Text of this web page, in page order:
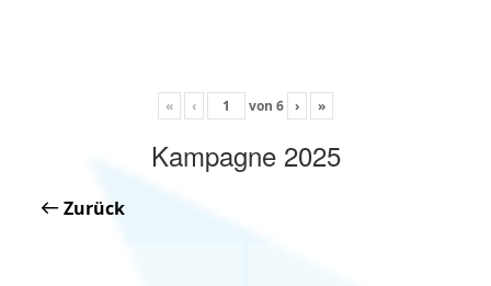
« ‹ von 6 › »
Kampagne 2025
Zurück